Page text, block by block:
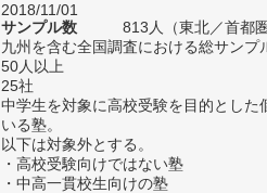
2018/11/01
サンプル数
813人（東北／首都
九州を含む全国調査における総サンプ
50人以上
25社
中学生を対象に高校受験を目的とした
いる塾。
以下は対象外とする。
・高校受験向けではない塾
・中高一貫校生向けの塾